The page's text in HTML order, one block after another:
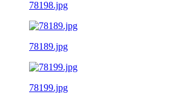
78198.jpg
78189.jpg
78199.jpg